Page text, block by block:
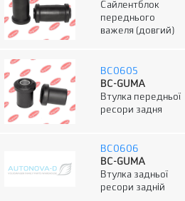
Сайлентблок
переднього
важеля (довгий)
BC0605
BC-GUMA
Втулка передньої
ресори задня
BC0606
BC-GUMA
Втулка задньої
ресори задній